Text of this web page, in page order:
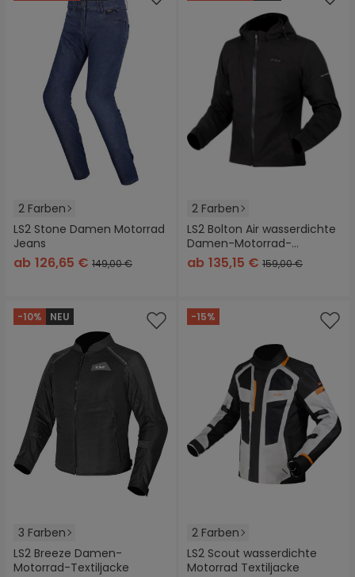
2 Farben
LS2 Stone Damen Motorrad
Jeans
ab 126,65 € 149,00 €
2 Farben
LS2 Bolton Air wasserdichte
Damen-Motorrad-
Textiljacke
ab 135,15 € 159,00 €
-10% NEU
3 Farben
LS2 Breeze Damen-
Motorrad-Textiljacke
-15%
2 Farben
LS2 Scout wasserdichte
Motorrad Textiljacke